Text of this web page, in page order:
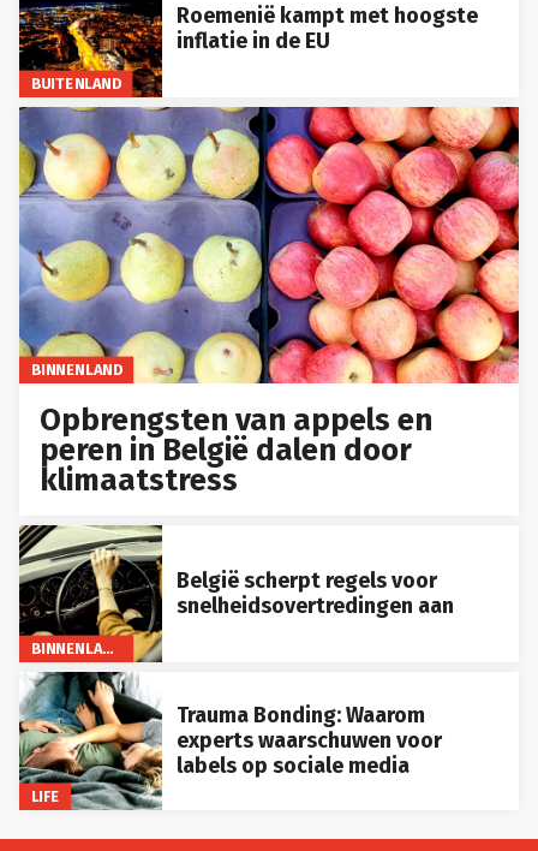
BUITENLAND
Roemenië kampt met hoogste
inflatie in de EU
BINNENLAND
Opbrengsten van appels en
peren in België dalen door
klimaatstress
BINNENLAND
België scherpt regels voor
snelheidsovertredingen aan
LIFE
Trauma Bonding: Waarom
experts waarschuwen voor
labels op sociale media